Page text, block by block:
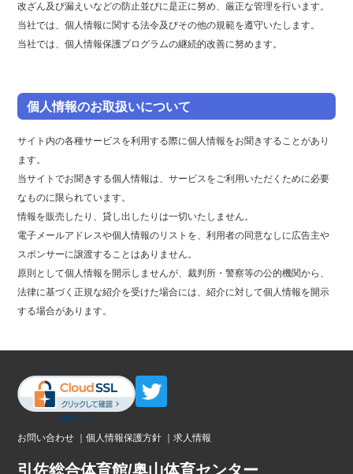
改ざん及び漏えいなどの防止並びに是正に努め、厳正な管理を行います。
当社では、個人情報に関する法令及びその他の規範を遵守いたします。
当社では、個人情報保護プログラムの継続的改善に努めます。
個人情報のお取扱いについて
サイト内の各種サービスを利用する際に個人情報をお聞きすることがあり
ます。
当サイトでお聞きする個人情報は、サービスをご利用いただくために必要
なものに限られています。
情報を販売したり、貸し出したりは一切いたしません。
電子メールアドレスや個人情報のリストを、利用者の同意なしに広告主や
スポンサーに譲渡することはありません。
原則として個人情報を開示しませんが、裁判所・警察等の公的機関から、
法律に基づく正規な紹介を受けた場合には、紹介に対して個人情報を開示
する場合があります。
お問い合わせ ｜個人情報保護方針 ｜求人情報
引佐総合体育館/奥山体育センター